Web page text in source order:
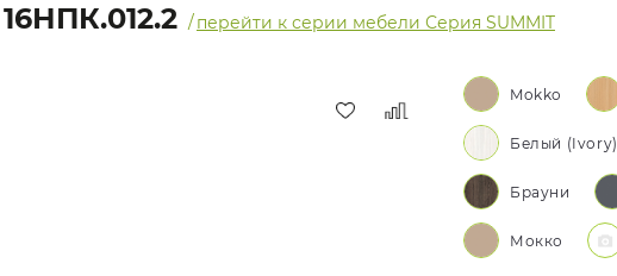
/перейти к серии мебели Серия SUMMIT
Mokko
Белый (Ivory)
Брауни
Мокко